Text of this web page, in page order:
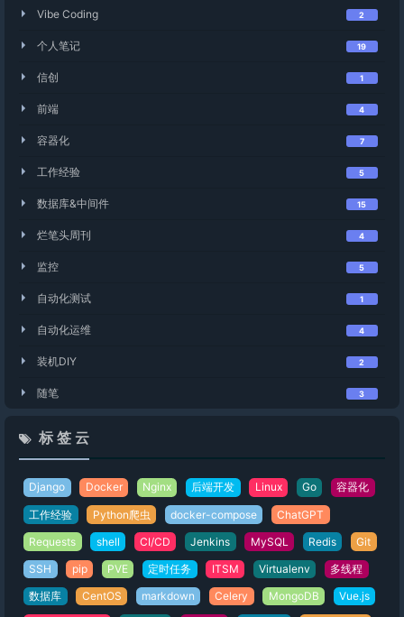
Vibe Coding 2
个人笔记 19
信创 1
前端 4
容器化 7
工作经验 5
数据库&中间件 15
烂笔头周刊 4
监控 5
自动化测试 1
自动化运维 4
装机DIY 2
随笔 3
标 签 云
Django Docker Nginx 后端开发 Linux Go 容器化
工作经验 Python爬虫 docker-compose ChatGPT
Requests shell CI/CD Jenkins MySQL Redis Git
SSH pip PVE 定时任务 ITSM Virtualenv 多线程
数据库 CentOS markdown Celery MongoDB Vue.js